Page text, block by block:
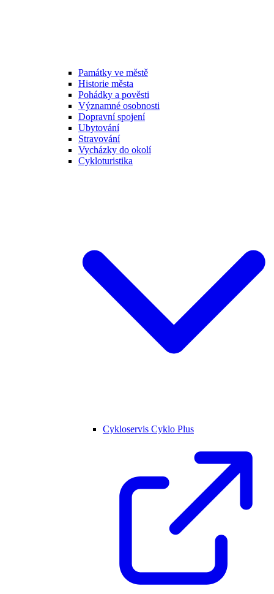
Památky ve městě
Historie města
Pohádky a pověsti
Významné osobnosti
Dopravní spojení
Ubytování
Stravování
Vycházky do okolí
Cykloturistika
Cykloservis Cyklo Plus